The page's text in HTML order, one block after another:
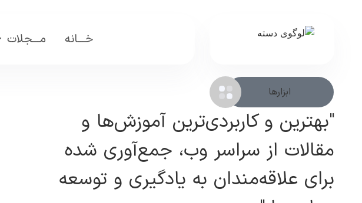
خـــانه مـــجلات
ابزارها
"بهترین و کاربردی‌ترین آموزش‌ها و
مقالات از سراسر وب، جمع‌آوری شده
برای علاقه‌مندان به یادگیری و توسعه